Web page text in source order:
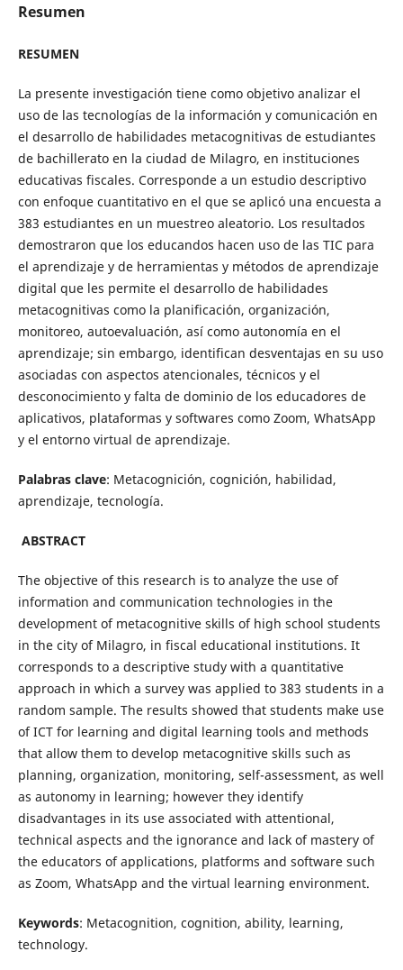
Resumen
RESUMEN
La presente investigación tiene como objetivo analizar el
uso de las tecnologías de la información y comunicación en
el desarrollo de habilidades metacognitivas de estudiantes
de bachillerato en la ciudad de Milagro, en instituciones
educativas fiscales. Corresponde a un estudio descriptivo
con enfoque cuantitativo en el que se aplicó una encuesta a
383 estudiantes en un muestreo aleatorio. Los resultados
demostraron que los educandos hacen uso de las TIC para
el aprendizaje y de herramientas y métodos de aprendizaje
digital que les permite el desarrollo de habilidades
metacognitivas como la planificación, organización,
monitoreo, autoevaluación, así como autonomía en el
aprendizaje; sin embargo, identifican desventajas en su uso
asociadas con aspectos atencionales, técnicos y el
desconocimiento y falta de dominio de los educadores de
aplicativos, plataformas y softwares como Zoom, WhatsApp
y el entorno virtual de aprendizaje.
Palabras clave: Metacognición, cognición, habilidad,
aprendizaje, tecnología.
ABSTRACT
The objective of this research is to analyze the use of
information and communication technologies in the
development of metacognitive skills of high school students
in the city of Milagro, in fiscal educational institutions. It
corresponds to a descriptive study with a quantitative
approach in which a survey was applied to 383 students in a
random sample. The results showed that students make use
of ICT for learning and digital learning tools and methods
that allow them to develop metacognitive skills such as
planning, organization, monitoring, self-assessment, as well
as autonomy in learning; however they identify
disadvantages in its use associated with attentional,
technical aspects and the ignorance and lack of mastery of
the educators of applications, platforms and software such
as Zoom, WhatsApp and the virtual learning environment.
Keywords: Metacognition, cognition, ability, learning,
technology.